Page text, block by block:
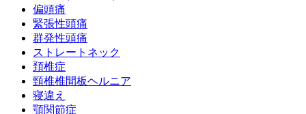
偏頭痛
緊張性頭痛
群発性頭痛
ストレートネック
頚椎症
頸椎椎間板ヘルニア
寝違え
顎関節症